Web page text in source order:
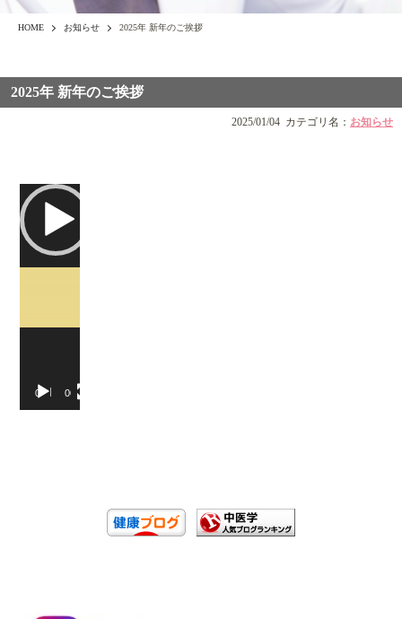
HOME お知らせ 2025年 新年のご挨拶
2025年 新年のご挨拶
2025/01/04 カテゴリ名： お知らせ
Video
Player
00:00 00:07